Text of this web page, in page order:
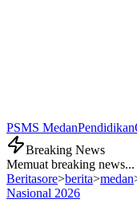
PSMS MedanPendidikan
Breaking News
Memuat breaking news...
Beritasore>berita>medan
Nasional 2026